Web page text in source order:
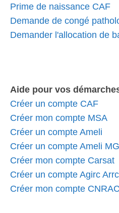
Prime de naissance CAF
Demande de congé
Demander l'allocation de
Aide pour vos
Créer un compte CAF
Créer mon compte MSA
Créer un compte Ameli
Créer un compte Ameli
Créer mon compte Carsat
Créer un compte Agirc
Créer mon compte